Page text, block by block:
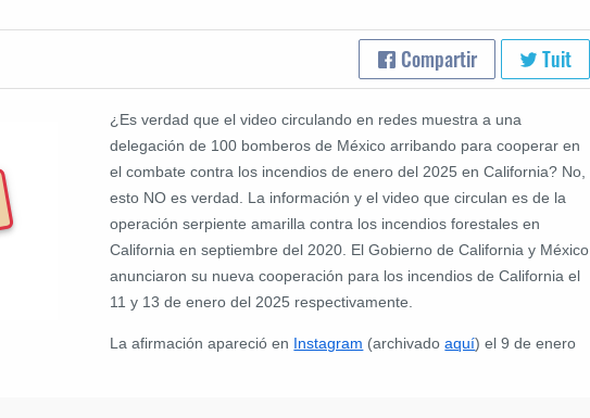
Compartir Tuit
¿Es verdad que el video circulando en redes muestra a una
delegación de 100 bomberos de México arribando para cooperar en
el combate contra los incendios de enero del 2025 en California? No,
esto NO es verdad. La información y el video que circulan es de la
operación serpiente amarilla contra los incendios forestales en
California en septiembre del 2020. El Gobierno de California y México
anunciaron su nueva cooperación para los incendios de California el
11 y 13 de enero del 2025 respectivamente.
La afirmación apareció en Instagram (archivadoaquí) el 9 de enero